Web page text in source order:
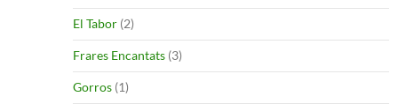
El Tabor (2)
Frares Encantats (3)
Gorros (1)